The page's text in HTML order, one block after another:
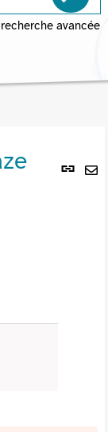
recherche avancée
Lien